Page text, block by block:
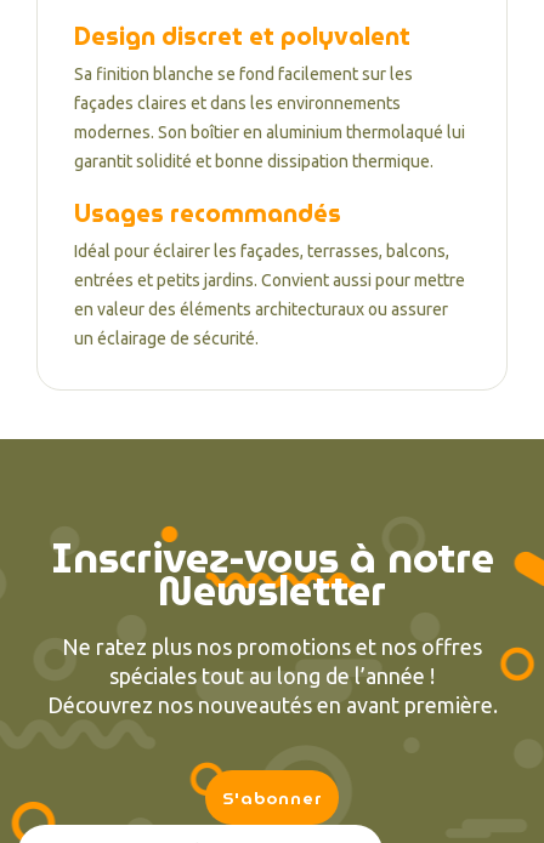
Design discret et polyvalent
Sa finition blanche se fond facilement sur les
façades claires et dans les environnements
modernes. Son boîtier en aluminium thermolaqué lui
garantit solidité et bonne dissipation thermique.
Usages recommandés
Idéal pour éclairer les façades, terrasses, balcons,
entrées et petits jardins. Convient aussi pour mettre
en valeur des éléments architecturaux ou assurer
un éclairage de sécurité.
Inscrivez-vous à notre
Newsletter
Ne ratez plus nos promotions et nos offres
spéciales tout au long de l’année !
Découvrez nos nouveautés en avant première.